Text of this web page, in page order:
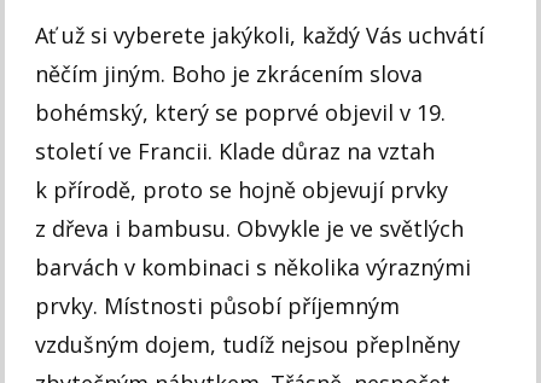
Ať už si vyberete jakýkoli, každý Vás uchvátí
něčím jiným. Boho je zkrácením slova
bohémský, který se poprvé objevil v 19.
století ve Francii. Klade důraz na vztah
k přírodě, proto se hojně objevují prvky
z dřeva i bambusu. Obvykle je ve světlých
barvách v kombinaci s několika výraznými
prvky. Místnosti působí příjemným
vzdušným dojem, tudíž nejsou přeplněny